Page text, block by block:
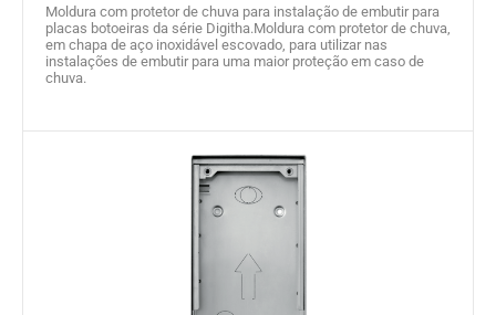
Moldura com protetor de chuva para instalação de embutir para
placas botoeiras da série Digitha.Moldura com protetor de chuva,
em chapa de aço inoxidável escovado, para utilizar nas
instalações de embutir para uma maior proteção em caso de
chuva.